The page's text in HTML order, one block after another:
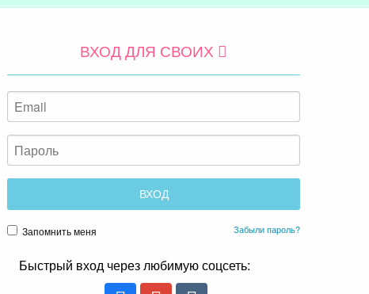
ВХОД ДЛЯ СВОИХ
Запомнить меня Забыли пароль?
Быстрый вход через любимую соцсеть: